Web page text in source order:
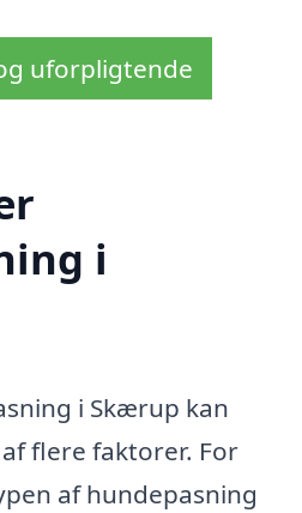
uforpligtende
i
i Skærup kan
flere faktorer. For
af hundepasning